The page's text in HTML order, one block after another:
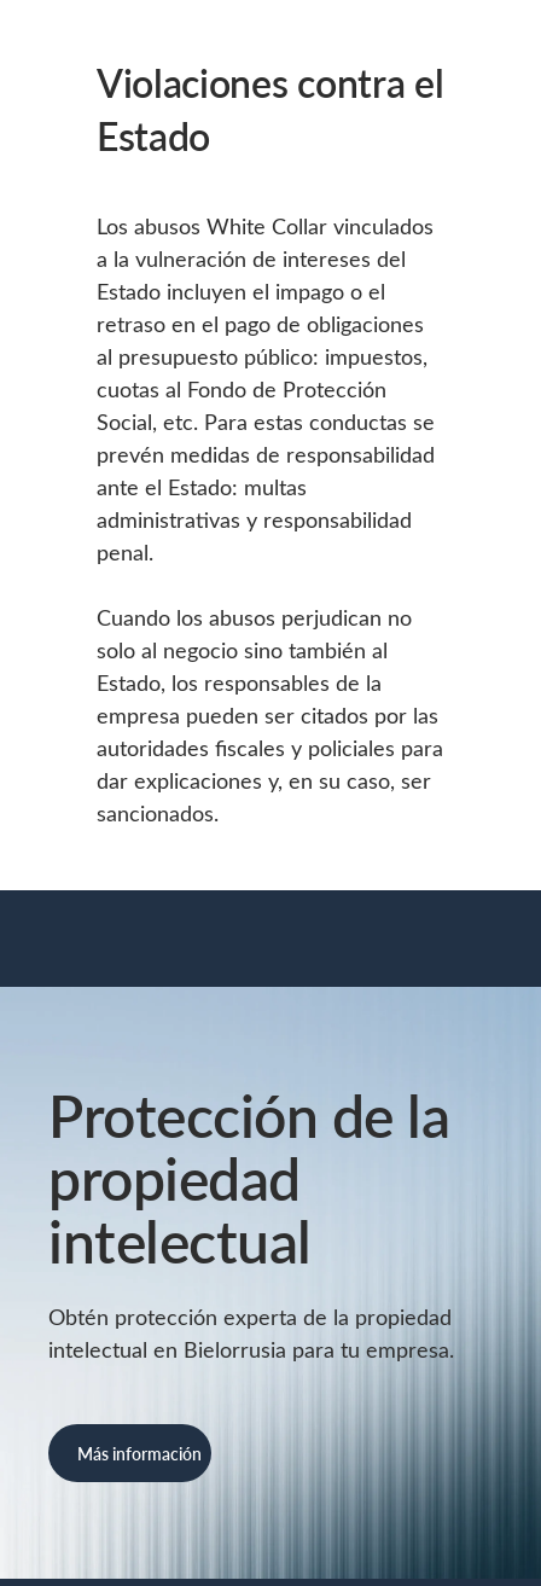
Violaciones contra el
Estado
Los abusos White Collar vinculados
a la vulneración de intereses del
Estado incluyen el impago o el
retraso en el pago de obligaciones
al presupuesto público: impuestos,
cuotas al Fondo de Protección
Social, etc. Para estas conductas se
prevén medidas de responsabilidad
ante el Estado: multas
administrativas y responsabilidad
penal.
Cuando los abusos perjudican no
solo al negocio sino también al
Estado, los responsables de la
empresa pueden ser citados por las
autoridades fiscales y policiales para
dar explicaciones y, en su caso, ser
sancionados.
Protección de la
propiedad
intelectual
Obtén protección experta de la propiedad
intelectual en Bielorrusia para tu empresa.
Más información